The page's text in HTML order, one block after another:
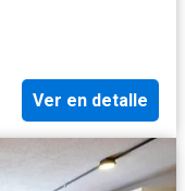
Ver en detalle